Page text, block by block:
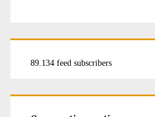
89.134 feed subscribers